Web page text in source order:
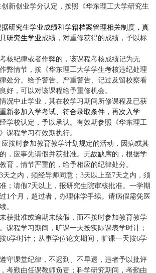
新创业学分认定，按照《华东理工大学研究生
研究生学业成绩和学籍档案管理相关制度，真
研究生学业成绩，对重修获得的成绩，予以标
核纪律或者作弊的，该课程考核成绩记为无
弊情节，按《华东理工大学学生考核违纪处理
处分。给予警告、严重警告、记过及留校察看
好，可以对该课程给予重修机会。
况中止学业，其在校学习期间所修课程及已获
重新参加入学考试、符合录取条件，再次入学
经学校认定，予以承认。有效期参照《华东理工
课程学习有效期执行。
按时参加教育教学计划规定的活动，因病或其
，应事先请假并获批准。无故缺席的，根据学
育，情节严重的，给予相应的纪律处分。
3天之内，须经导师同意； 3天以上至 7天之内，须
；请假7天以上，报研究生院审核批准。一学期
1个月，超过者，办理休学手续。请病假需凭医
。
获批准或逾期未续假，而不按时参加教育教学
课程学习期间，旷课一天按实际课表学时计；
6学时计；从事学位论文期间，旷课一天按6学
守课堂纪律，不迟到、不早退，违者予以批评
考勤由任课教师负责；科学研究期间，考勤由